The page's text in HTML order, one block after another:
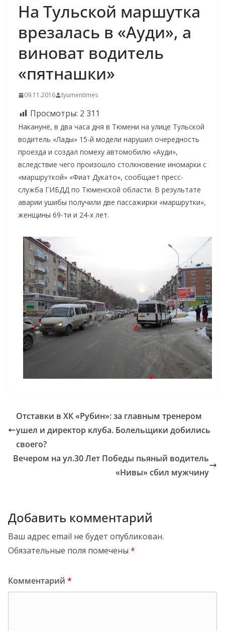
На Тульской маршутка
врезалась в «Ауди», а
виноват водитель
«пятнашки»
09.11.2016 tyumentimes
Просмотры: 2 311
Накануне, в два часа дня в Тюмени на улице Тульской
водитель «Лады» 15-й модели нарушил очередность
проезда и создал помеху автомобилю «Ауди»,
вследствие чего произошло столкновение иномарки с
«маршруткой» «Фиат Дукато», сообщает пресс-
служба ГИБДД по Тюменской области. В результате
аварии ушибы получили две пассажирки «маршрутки»,
женщины 69-ти и 24-х лет.
Отставки в ХК «Рубин»: за главным тренером
ушел и директор клуба. Болельщики добились
своего?
Вечером на ул.30 Лет Победы пьяный водитель
«Нивы» сбил мужчину
Добавить комментарий
Ваш адрес email не будет опубликован.
Обязательные поля помечены *
Комментарий *